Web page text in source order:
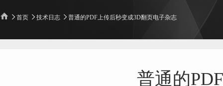
首页 技术日志 普通的PDF上传后秒变成3D翻页电子杂志
普通的